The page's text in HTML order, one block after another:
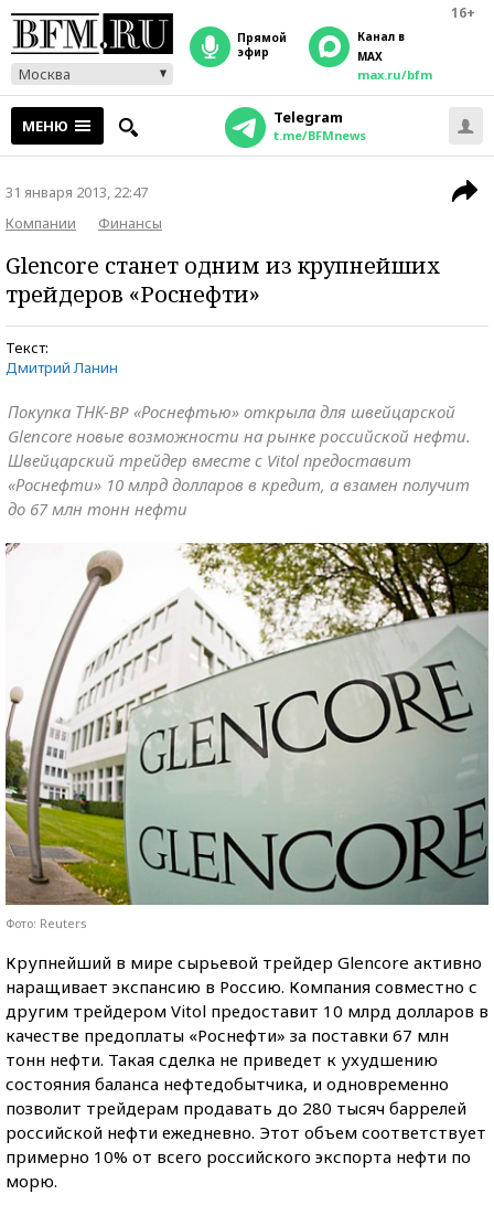
16+
Москва
прямой
эфир
Канал в
MAX
max.ru/bfm
МЕНЮ Telegram
t.me/BFMnews
31 января 2013, 22:47
Компании
Финансы
Glencore станет одним из крупнейших
трейдеров «Роснефти»
Текст:
Дмитрий Ланин
Покупка ТНК-BP «Роснефтью» открыла для швейцарской
Glencore новые возможности на рынке российской нефти.
Швейцарский трейдер вместе с Vitol предоставит
«Роснефти» 10 млрд долларов в кредит, а взамен получит
до 67 млн тонн нефти
Фото: Reuters
Крупнейший в мире сырьевой трейдер Glencore активно
наращивает экспансию в Россию. Компания совместно с
другим трейдером Vitol предоставит 10 млрд долларов в
качестве предоплаты «Роснефти» за поставки 67 млн
тонн нефти. Такая сделка не приведет к ухудшению
состояния баланса нефтедобытчика, и одновременно
позволит трейдерам продавать до 280 тысяч баррелей
российской нефти ежедневно. Этот объем соответствует
примерно 10% от всего российского экспорта нефти по
морю.